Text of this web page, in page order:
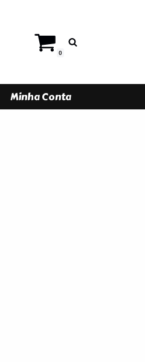
0
Minha Conta